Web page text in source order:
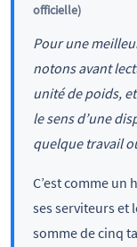
officielle)
Pour une
notons avant
unité de poids,
le sens d’une
quelque travail
C’est comme un
ses serviteurs et
somme de cinq